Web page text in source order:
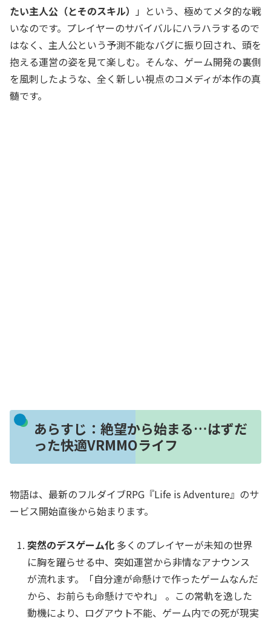
たい主人公（とそのスキル）
」という、極めてメタ的な戦
いなのです。プレイヤーのサバイバルにハラハラするので
はなく、主人公という予測不能なバグに振り回され、頭を
抱える運営の姿を見て楽しむ。そんな、ゲーム開発の裏側
を風刺したような、全く新しい視点のコメディが本作の真
髄です。
あらすじ：絶望から始まる…はずだ
った快適VRMMOライフ
物語は、最新のフルダイブRPG『Life is Adventure』のサ
ービス開始直後から始まります。
突然のデスゲーム化 多くのプレイヤーが未知の世界
に胸を躍らせる中、突如運営から非情なアナウンス
が流れます。「自分達が命懸けで作ったゲームなんだ
から、お前らも命懸けでやれ」 。この常軌を逸した
動機により、ログアウト不能、ゲーム内での死が現実